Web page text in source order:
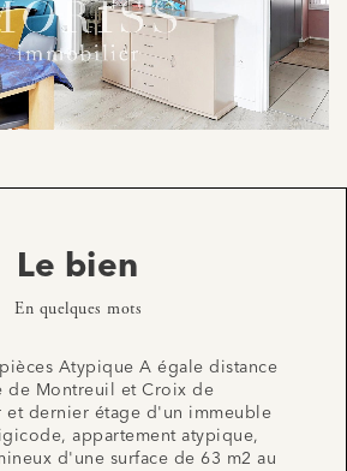
Le bien
En quelques mots
Atypique A égale distance
de Montreuil et Croix de
et dernier étage d'un immeuble
appartement atypique,
d'une surface de 63 m2 au